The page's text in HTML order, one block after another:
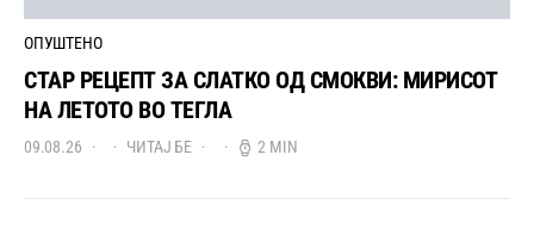
ОПУШТЕНО
СТАР РЕЦЕПТ ЗА СЛАТКО ОД СМОКВИ: МИРИСОТ
НА ЛЕТОТО ВО ТЕГЛА
09.08.26 ЧИТАЈ БЕ 2 MIN